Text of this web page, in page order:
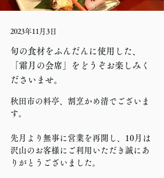
2023年11月3日
旬の食材をふんだんに使用した、
「霜月の会席」をどうぞお楽しみく
ださいませ。
秋田市の料亭、割烹かめ清でございま
す。
先月より無事に営業を再開し、10月は
沢山のお客様にご利用いただき誠にあ
りがとうございました。